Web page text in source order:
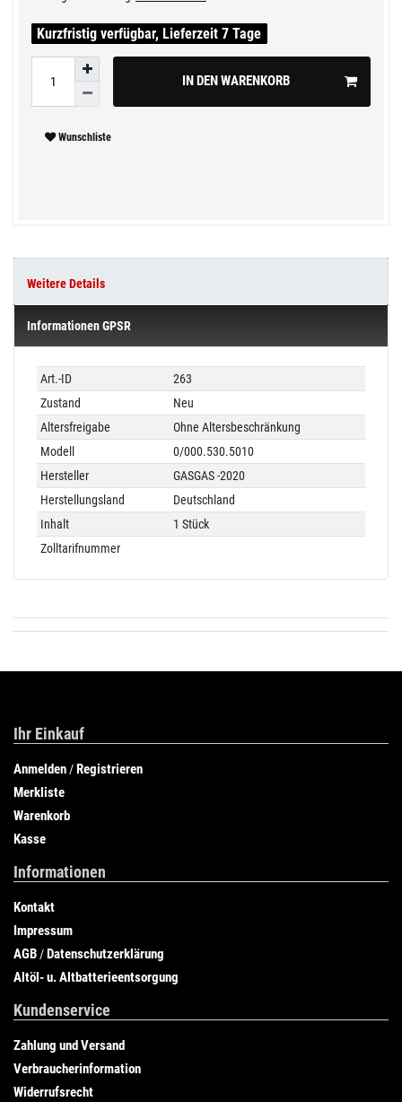
Kurzfristig verfügbar, Lieferzeit 7 Tage
IN DEN WARENKORB
Wunschliste
Weitere Details
Informationen GPSR
Technisches
Merkmal
Wert
Art.-ID
263
Zustand
Neu
Altersfreigabe
Ohne Altersbeschränkung
Modell
0/000.530.5010
Hersteller
GASGAS -2020
Herstellungsland
Deutschland
Inhalt
1 Stück
Zolltarifnummer
Ihr Einkauf
Anmelden /Registrieren
Merkliste
Warenkorb
Kasse
Informationen
Kontakt
Impressum
AGB /Datenschutzerklärung
Altöl- u. Altbatterieentsorgung
Kundenservice
Zahlung und Versand
Verbraucherinformation
Widerrufsrecht